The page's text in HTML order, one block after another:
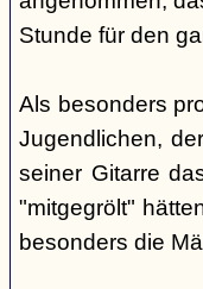
Stunde für den
Als besonders
Jugendlichen,
seiner Gitarre
"mitgegrölt"
besonders die